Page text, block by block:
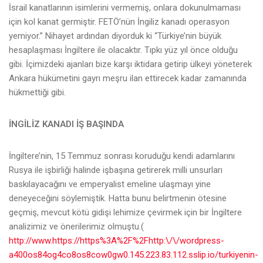
İsrail kanatlarının isimlerini vermemiş, onlara dokunulmaması
için kol kanat germiştir. FETÖ’nün İngiliz kanadı operasyon
yemiyor.” Nihayet ardından diyorduk ki “Türkiye’nin büyük
hesaplaşması İngiltere ile olacaktır. Tıpkı yüz yıl önce olduğu
gibi. İçimizdeki ajanları bize karşı iktidara getirip ülkeyi yöneterek
Ankara hükümetini gayrı meşru ilan ettirecek kadar zamanında
hükmettiği gibi.
İNGİLİZ KANADI İŞ BAŞINDA
İngiltere’nin, 15 Temmuz sonrası koruduğu kendi adamlarını
Rusya ile işbirliği halinde işbaşına getirerek milli unsurları
baskılayacağını ve emperyalist emeline ulaşmayı yine
deneyeceğini söylemiştik. Hatta bunu belirtmenin ötesine
geçmiş, mevcut kötü gidişi lehimize çevirmek için bir İngiltere
analizimiz ve önerilerimiz olmuştu.(
http://www.https://https%3A%2F%2Fhttp:\/\/wordpress-
a400os84og4co8os8cow0gw0.145.223.83.112.sslip.io/turkiyenin-